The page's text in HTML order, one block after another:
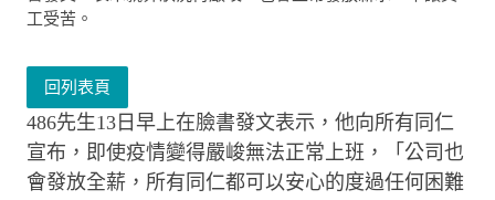
工受苦。
回列表頁
486先生13日早上在臉書發文表示，他向所有同仁
宣布，即使疫情變得嚴峻無法正常上班，「公司也
會發放全薪，所有同仁都可以安心的度過任何困難